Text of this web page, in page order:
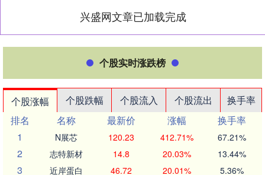
兴盛网文章已加载完成
个股实时涨跌榜
个股涨幅 个股跌幅 个股流入 个股流出
换手率
排名
名称 最新价 涨幅
换手率
1
N展芯 120.23 412.71% 67.21%
2 志特新材 14.8 20.03% 13.44%
3 近岸蛋白 46.72 20.01% 5.36%